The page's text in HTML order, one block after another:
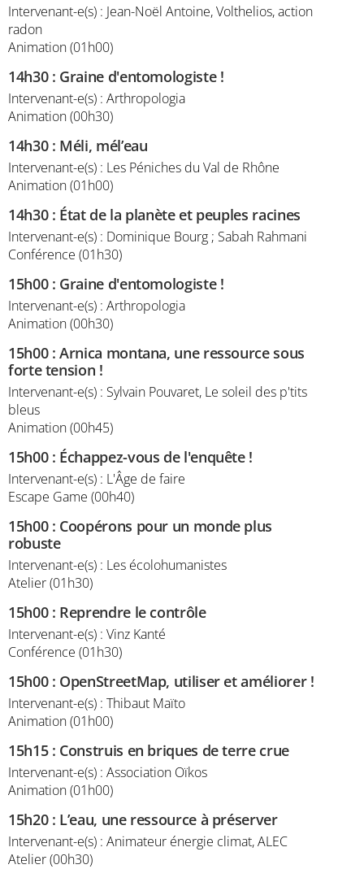
Intervenant-e(s) : Jean-Noël Antoine, Volthelios, action
radon
Animation (01h00)
14h30: Graine d'entomologiste !
Intervenant-e(s) : Arthropologia
Animation (00h30)
14h30: Méli, mél’eau
Intervenant-e(s) : Les Péniches du Val de Rhône
Animation (01h00)
14h30: État de la planète et peuples racines
Intervenant-e(s) : Dominique Bourg ; Sabah Rahmani
Conférence (01h30)
15h00: Graine d'entomologiste !
Intervenant-e(s) : Arthropologia
Animation (00h30)
15h00:Arnica montana, une ressource sous
forte tension !
Intervenant-e(s) : Sylvain Pouvaret, Le soleil des p'tits
bleus
Animation (00h45)
15h00: Échappez-vous de l'enquête !
Intervenant-e(s) : L'Âge de faire
Escape Game (00h40)
15h00: Coopérons pour un monde plus
robuste
Intervenant-e(s) : Les écolohumanistes
Atelier (01h30)
15h00: Reprendre le contrôle
Intervenant-e(s) : Vinz Kanté
Conférence (01h30)
15h00: OpenStreetMap, utiliser et améliorer !
Intervenant-e(s) : Thibaut Maïto
Animation (01h00)
15h15: Construis en briques de terre crue
Intervenant-e(s) : Association Oïkos
Animation (01h00)
15h20: L’eau, une ressource à préserver
Intervenant-e(s) : Animateur énergie climat, ALEC
Atelier (00h30)